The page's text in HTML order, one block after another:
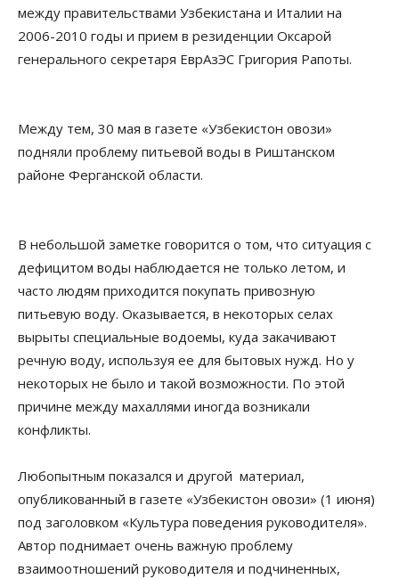
между правительствами Узбекистана и Италии на
2006-2010 годы и прием в резиденции Оксарой
генерального секретаря ЕврАзЭС Григория Рапоты.
Между тем, 30 мая в газете «Узбекистон овози»
подняли проблему питьевой воды в Риштанском
районе Ферганской области.
В небольшой заметке говорится о том, что ситуация с
дефицитом воды наблюдается не только летом, и
часто людям приходится покупать привозную
питьевую воду. Оказывается, в некоторых селах
вырыты специальные водоемы, куда закачивают
речную воду, используя ее для бытовых нужд. Но у
некоторых не было и такой возможности. По этой
причине между махаллями иногда возникали
конфликты.
Любопытным показался и другой материал,
опубликованный в газете «Узбекистон овози» (1 июня)
под заголовком «Культура поведения руководителя».
Автор поднимает очень важную проблему
взаимоотношений руководителя и подчиненных,